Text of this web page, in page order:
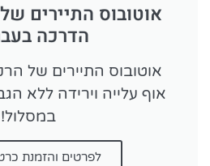
אוטובוס התיירים
הדרכה
אוטובוס התיירים של
אוף עלייה וירידה ללא
במסלול!
לפרטים והזמנת